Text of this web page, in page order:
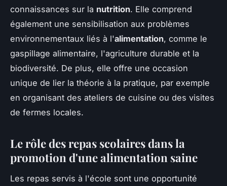
connaissances sur la nutrition. Elle comprend
également une sensibilisation aux problèmes
environnementaux liés à l'alimentation, comme le
gaspillage alimentaire, l'agriculture durable et la
biodiversité. De plus, elle offre une occasion
unique de lier la théorie à la pratique, par exemple
en organisant des ateliers de cuisine ou des visites
de fermes locales.
Le rôle des repas scolaires dans la
promotion d'une alimentation saine
Les repas servis à l'école sont une opportunité